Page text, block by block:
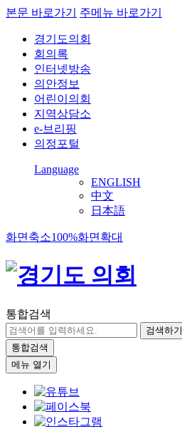
본문 바로가기 주메뉴 바로가기
경기도의회
회의록
인터넷방송
의안정보
어린이의회
지역상담소
e-브리핑
의정포털
Language
ENGLISH
中文
日本語
화면축소100%화면확대
통합검색
검색하기
통합검색
메뉴 열기